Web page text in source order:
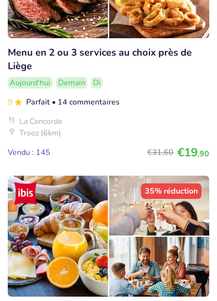
Menu en 2 ou 3 services au choix près de
Liège
Aujourd'hui Demain
Di
9
Parfait • 14 commentaires
La Concorde
Trooz (6km)
Vendu : 145
€31,60 €19,90
35% réduction